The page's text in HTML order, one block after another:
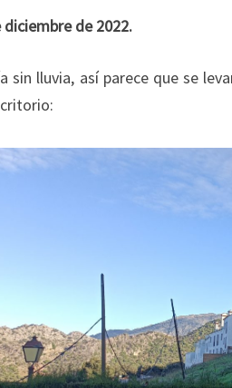
diciembre de 2022.
sin lluvia, así parece que se